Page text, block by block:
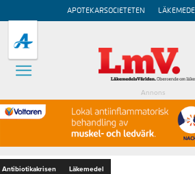
APOTEKARSOCIETETEN
Annons
Antibiotikakrisen Läkemedel